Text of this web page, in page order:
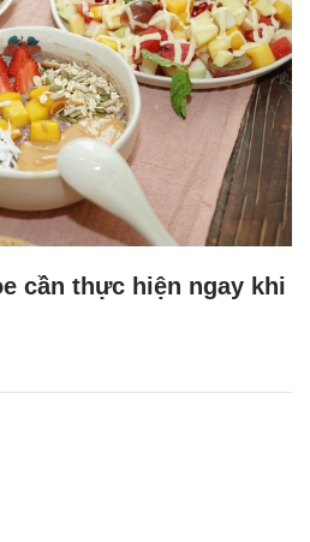
cần thực hiện ngay khi